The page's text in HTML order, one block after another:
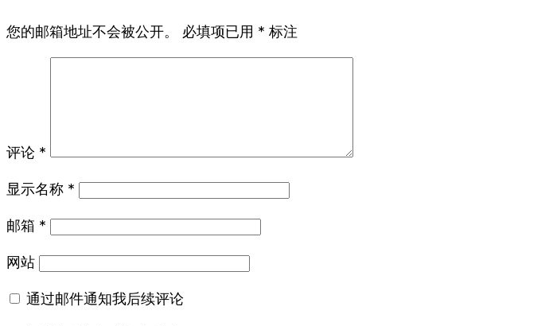
您的邮箱地址不会被公开。 必填项已用 * 标注
评论 *
显示名称 *
邮箱 *
网站
通过邮件通知我后续评论